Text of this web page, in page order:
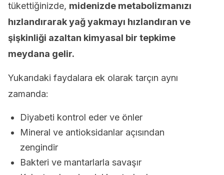
tükettiğinizde, midenizde metabolizmanızı
hızlandırarak yağ yakmayı hızlandıran ve
şişkinliği azaltan kimyasal bir tepkime
meydana gelir.
Yukarıdaki faydalara ek olarak tarçın aynı
zamanda:
Diyabeti kontrol eder ve önler
Mineral ve antioksidanlar açısından
zengindir
Bakteri ve mantarlarla savaşır